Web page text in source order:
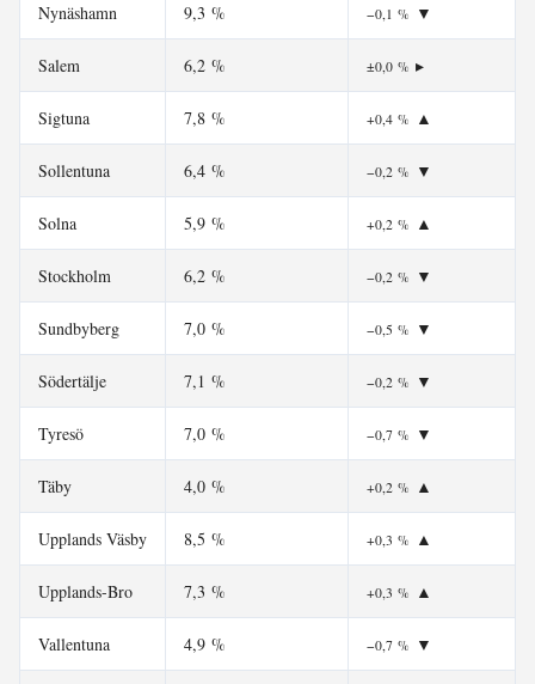
Nynäshamn 9,3 % −0,1 % ▼
Salem 6,2 % ±0,0 % ▸
Sigtuna 7,8 % +0,4 % ▲
Sollentuna 6,4 % −0,2 % ▼
Solna 5,9 % +0,2 % ▲
Stockholm 6,2 % −0,2 % ▼
Sundbyberg 7,0 % −0,5 % ▼
Södertälje 7,1 % −0,2 % ▼
Tyresö 7,0 % −0,7 % ▼
Täby 4,0 % +0,2 % ▲
Upplands Väsby 8,5 % +0,3 % ▲
Upplands-Bro 7,3 % +0,3 % ▲
Vallentuna 4,9 % −0,7 % ▼